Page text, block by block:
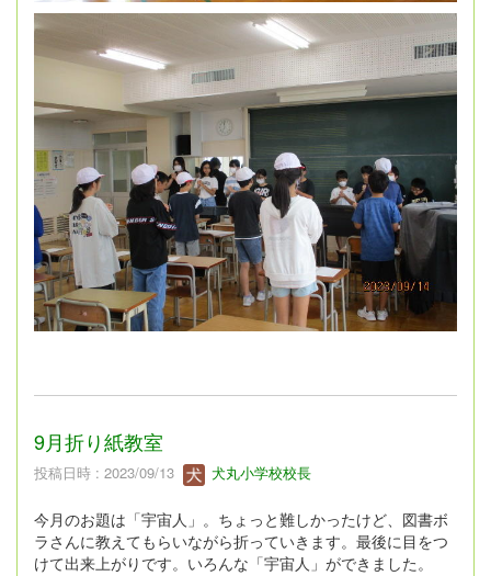
9月折り紙教室
投稿日時 : 2023/09/13 犬丸小学校校長
今月のお題は「宇宙人」。ちょっと難しかったけど、図書ボ
ラさんに教えてもらいながら折っていきます。最後に目をつ
けて出来上がりです。いろんな「宇宙人」ができました。